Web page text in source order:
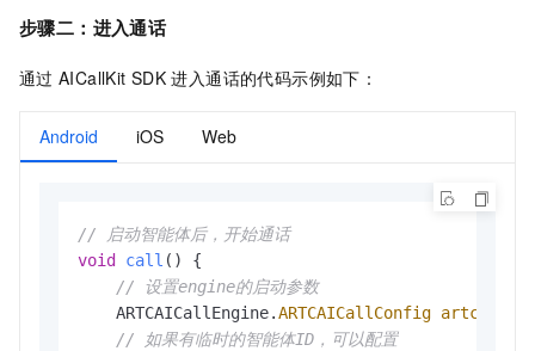
步骤二： 进入通话
通过 AICallKit SDK 进入通话的代码示例如下：
Android iOS Web
// 启动智能体后，开始通话
void
call ()
{
// 设置engine的启动参数
    ARTCAICallEngine.
ARTCAICallConfig
// 如果有临时的智能体ID，可以配置